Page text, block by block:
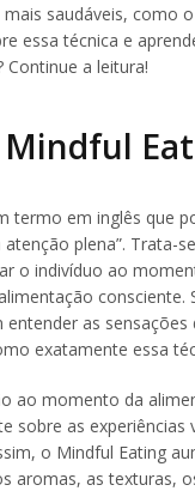
saudáveis, como
essa técnica e
Continue a leitura!
Mindful
termo em inglês que
plena”. Trata-
o indivíduo ao
consciente.
entender as sensações
exatamente essa
ao momento da
sobre as experiências
o Mindful Eating
aromas, as texturas,